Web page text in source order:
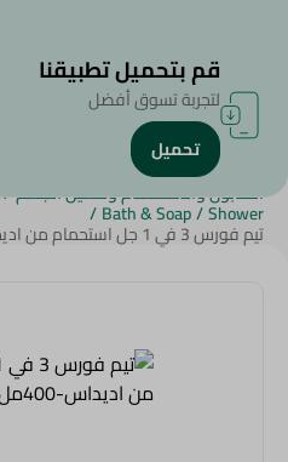
الرئيسية/الجمال والعناية الشخصية
الصابون والاستحمام وغسيل الجسم/
Shower
/
Bath & Soap
/
تيم فورس 3 في 1 جل استحمام من اديداس-400مل
قم بتحميل تطبيقنا
لتجربة تسوق أفضل
تحميل